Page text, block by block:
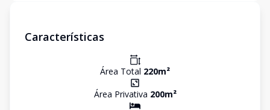
Características
Área Total 220m²
Área Privativa 200m²